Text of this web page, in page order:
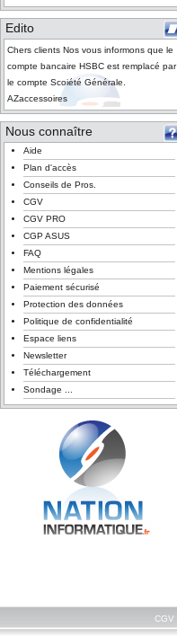
Edito
Chers clients Nos vous informons que le
compte bancaire HSBC est remplacé par
le compte Scoiété Générale.
AZaccessoires
Nous connaître
Aide
Plan d'accès
Conseils de Pros.
CGV
CGV PRO
CGP ASUS
FAQ
Mentions légales
Paiement sécurisé
Protection des données
Politique de confidentialité
Espace liens
Newsletter
Téléchargement
Sondage ...
CGV